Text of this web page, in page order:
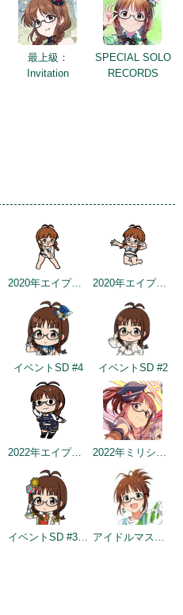
最上級：
Invitation
SPECIAL SOLO
RECORDS
2020年エイプリルフールネタ 2020年エイプリルフールネタ
イベントSD #4 イベントSD #2
2022年エイプリルフールネタ 2022年ミリシタ5周年カウントダウン（2日前）
イベントSD #325 アイドルマスター×成田ゆめ牧場 みんなとすごす成田ゆめ牧場 ～穴掘りの頂点を目指しますぅ！～